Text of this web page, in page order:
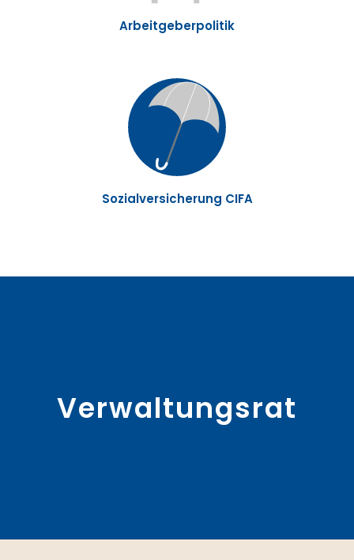
Arbeitgeberpolitik
Sozialversicherung CIFA
Verwaltungsrat